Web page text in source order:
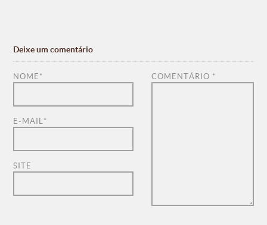
Deixe um comentário
COMENTÁRIO *
NOME *
E-MAIL *
SITE